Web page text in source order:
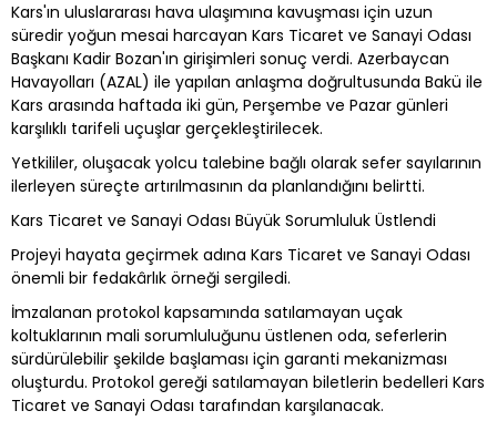
Kars'ın uluslararası hava ulaşımına kavuşması için uzun
süredir yoğun mesai harcayan Kars Ticaret ve Sanayi Odası
Başkanı Kadir Bozan'ın girişimleri sonuç verdi. Azerbaycan
Havayolları (AZAL) ile yapılan anlaşma doğrultusunda Bakü ile
Kars arasında haftada iki gün, Perşembe ve Pazar günleri
karşılıklı tarifeli uçuşlar gerçekleştirilecek.
Yetkililer, oluşacak yolcu talebine bağlı olarak sefer sayılarının
ilerleyen süreçte artırılmasının da planlandığını belirtti.
Kars Ticaret ve Sanayi Odası Büyük Sorumluluk Üstlendi
Projeyi hayata geçirmek adına Kars Ticaret ve Sanayi Odası
önemli bir fedakârlık örneği sergiledi.
İmzalanan protokol kapsamında satılamayan uçak
koltuklarının mali sorumluluğunu üstlenen oda, seferlerin
sürdürülebilir şekilde başlaması için garanti mekanizması
oluşturdu. Protokol gereği satılamayan biletlerin bedelleri Kars
Ticaret ve Sanayi Odası tarafından karşılanacak.